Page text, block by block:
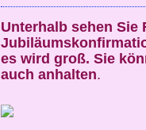
Unterhalb sehen Sie
es wird groß. Sie
auch anhalten.